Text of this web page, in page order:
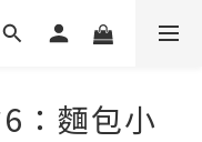
：麵包小